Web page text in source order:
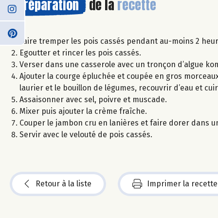
Préparation de la recette
Faire tremper les pois cassés pendant au-moins 2
Egoutter et rincer les pois cassés.
Verser dans une casserole avec un tronçon d’algue
Ajouter la courge épluchée et coupée en gros
laurier et le bouillon de légumes, recouvrir d’eau et
Assaisonner avec sel, poivre et muscade.
Mixer puis ajouter la crème fraîche.
Couper le jambon cru en lanières et faire dorer dans
Servir avec le velouté de pois cassés.
Retour à la liste Imprimer la recette